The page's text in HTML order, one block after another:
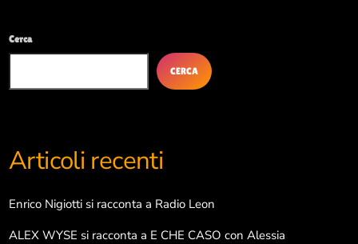
Categorie
Dance life
Danza
Interviste
Cerca
CERCA
Articoli recenti
Enrico Nigiotti si racconta a Radio Leon
ALEX WYSE si racconta a E CHE CASO con Alessia